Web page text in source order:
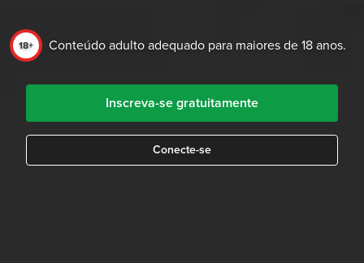
18+ Conteúdo adulto adequado para maiores de 18 anos.
Inscreva-se gratuitamente
Conecte-se